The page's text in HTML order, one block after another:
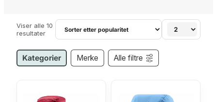
Viser alle 10
resultaterS
r
t
t
Kategorier Merke Alle filtre